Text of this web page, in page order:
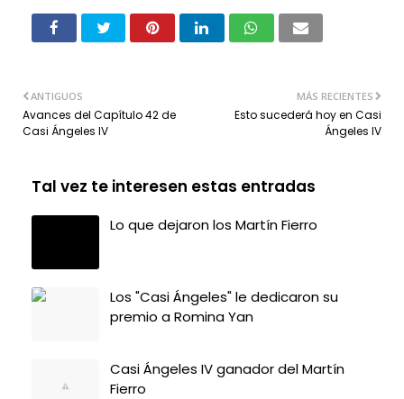
MÁS RECIENTES
Esto sucederá hoy en Casi
Ángeles IV
ANTIGUOS
Avances del Capítulo 42 de
Casi Ángeles IV
Tal vez te interesen estas entradas
Lo que dejaron los Martín Fierro
Los "Casi Ángeles" le dedicaron su
premio a Romina Yan
Casi Ángeles IV ganador del Martín
Fierro